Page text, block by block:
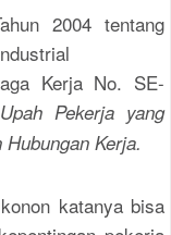
2004 tentang
Kerja No. SE-
Pekerja yang
Kerja.
katanya bisa